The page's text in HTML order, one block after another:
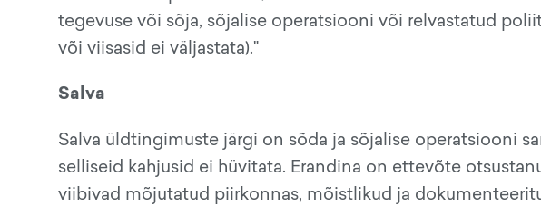
tegevuse või sõja, sõjalise operatsiooni või relvastatud
või viisasid ei väljastata)."
Salva
Salva üldtingimuste järgi on sõda ja sõjalise operatsiooni
selliseid kahjusid ei hüvitata. Erandina on ettevõte
viibivad mõjutatud piirkonnas, mõistlikud ja